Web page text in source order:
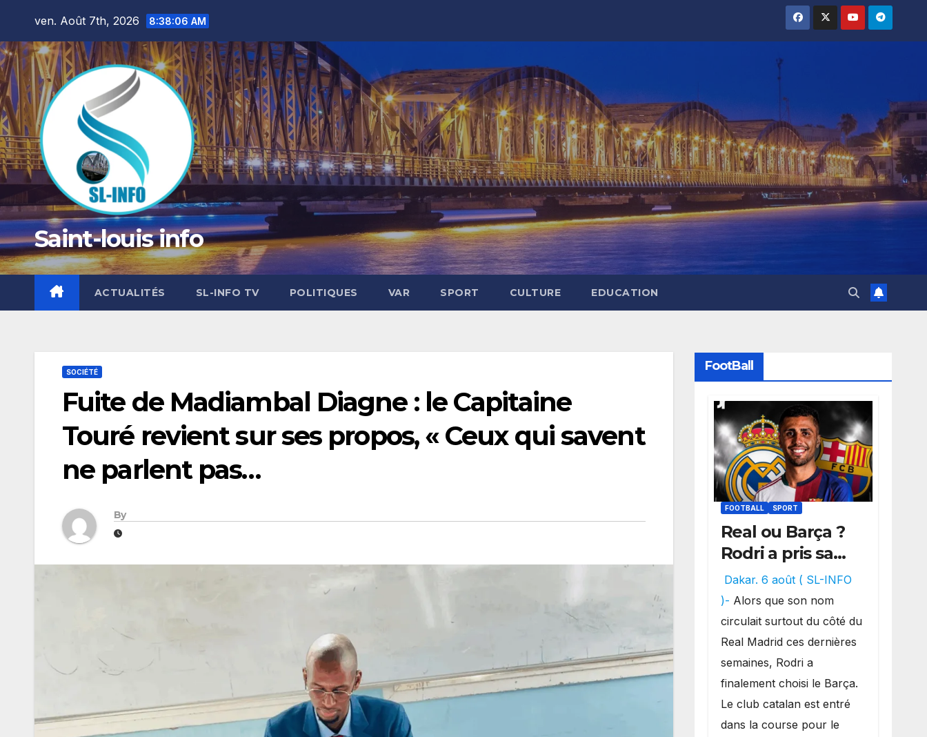
content
ven. Août 7th, 2026 8:38:08 AM
Saint-louis info
ACTUALITÉS SL-INFO TV POLITIQUES VAR SPORT CULTURE EDUCATION
SOCIÉTÉ
Fuite de Madiambal Diagne : le Capitaine
Touré revient sur ses propos, « Ceux qui savent
ne parlent pas…
By
FootBall
FOOTBALL SPORT
Real ou Barça ?
Rodri a pris sa
décision, un
choix qui
pourrait faire
grand bruit sur
le marché des
transferts.
Dakar. 6 août ( SL-INFO
)- Alors que son nom
circulait surtout du côté du
Real Madrid ces dernières
semaines, Rodri a
finalement choisi le Barça.
Le club catalan est entré
dans la course pour le